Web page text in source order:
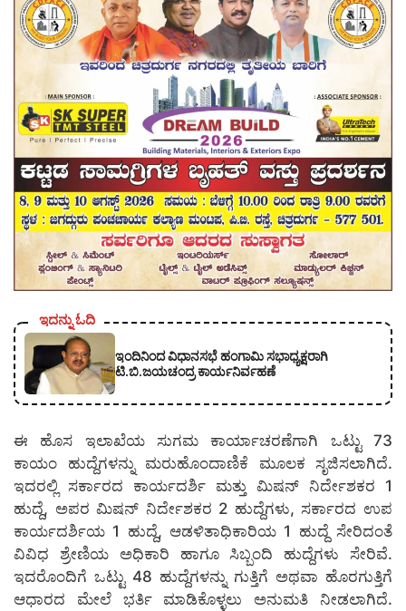
ಇದನ್ನು ಓದಿ
ಇಂದಿನಿಂದ ವಿಧಾನಸಭೆ ಹಂಗಾಮಿ ಸಭಾಧ್ಯಕ್ಷರಾಗಿ
ಟಿ.ಬಿ.ಜಯಚಂದ್ರ ಕಾರ್ಯನಿರ್ವಹಣೆ
ಈ ಹೊಸ ಇಲಾಖೆಯ ಸುಗಮ ಕಾರ್ಯಾಚರಣೆಗಾಗಿ ಒಟ್ಟು 73
ಕಾಯಂ ಹುದ್ದೆಗಳನ್ನು ಮರುಹೊಂದಾಣಿಕೆ ಮೂಲಕ ಸೃಜಿಸಲಾಗಿದೆ.
ಇದರಲ್ಲಿ ಸರ್ಕಾರದ ಕಾರ್ಯದರ್ಶಿ ಮತ್ತು ಮಿಷನ್ ನಿರ್ದೇಶಕರ 1
ಹುದ್ದೆ, ಅಪರ ಮಿಷನ್ ನಿರ್ದೇಶಕರ 2 ಹುದ್ದೆಗಳು, ಸರ್ಕಾರದ ಉಪ
ಕಾರ್ಯದರ್ಶಿಯ 1 ಹುದ್ದೆ, ಆಡಳಿತಾಧಿಕಾರಿಯ 1 ಹುದ್ದೆ ಸೇರಿದಂತೆ
ವಿವಿಧ ಶ್ರೇಣಿಯ ಅಧಿಕಾರಿ ಹಾಗೂ ಸಿಬ್ಬಂದಿ ಹುದ್ದೆಗಳು ಸೇರಿವೆ.
ಇದರೊಂದಿಗೆ ಒಟ್ಟು 48 ಹುದ್ದೆಗಳನ್ನು ಗುತ್ತಿಗೆ ಅಥವಾ ಹೊರಗುತ್ತಿಗೆ
ಆಧಾರದ ಮೇಲೆ ಭರ್ತಿ ಮಾಡಿಕೊಳ್ಳಲು ಅನುಮತಿ ನೀಡಲಾಗಿದೆ.